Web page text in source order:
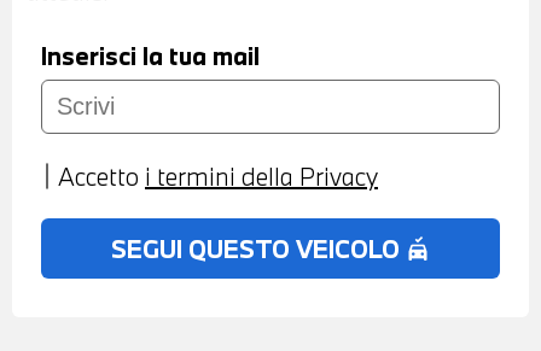
USB - BLUETOOTH - NAVIGATORE -
RADIO DIGITALE DAB - PREDISPOSIZIONE
APPLE CARPLAY E ANDROID AUTO -
POSSIBILITA' DI PERMUTA - POSSIBILITA'
DI FINANZIAMENTO ANCHE PER
L'INTERO IMPORTO
Inserisci la tua mail
Accetto i termini della Privacy
SEGUI QUESTO VEICOLO no_crash